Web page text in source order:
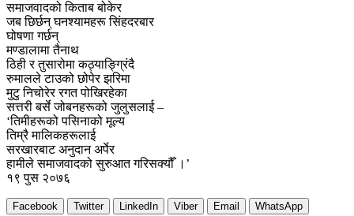
समाजवादको किताब बोकेर
जब छिर्छन् घनश्यामहरू सिंहदरबार
घोषणा गर्छन्
मण्डालामा तैनाथ
ठिही र तुसारोमा कठ्याङ्ग्रिंदै
रुमालले टाउको छोपेर झरिमा
मुटु निचोरेर रगत पोखिरहेका
सत्तरी बर्से जोबनहरूको जुलुसलाई –
‘तिमीहरूको पसिनाको मूल्य
तिम्रै मालिकहरूलाई
सरखारबाट अनुदान अर्पेर
हामीले समाजवादको सुरुआत गरिसक्यौँ ।’
१९ पुस २०७६
Facebook Twitter LinkedIn Viber Email WhatsApp